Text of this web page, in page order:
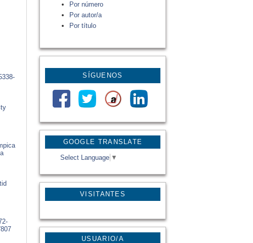
GOOGLE TRANSLATE
Select Language ▼
VISITANTES
Por número
Por autor/a
Por título
SÍGUENOS
USUARIO/A